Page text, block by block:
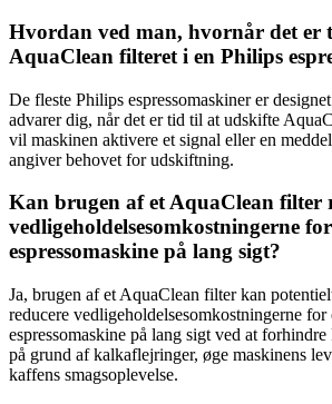
Hvordan ved man, hvornår det er
AquaClean filteret i en Philips
De fleste Philips espressomaskiner er
advarer dig, når det er tid til at udskifte
vil maskinen aktivere et signal eller en
angiver behovet for udskiftning.
Kan brugen af et AquaClean filter
vedligeholdelsesomkostningerne
espressomaskine på lang sigt?
Ja, brugen af et AquaClean filter kan
reducere vedligeholdelsesomkostningerne for
espressomaskine på lang sigt ved at
på grund af kalkaflejringer, øge maskinens
kaffens smagsoplevelse.